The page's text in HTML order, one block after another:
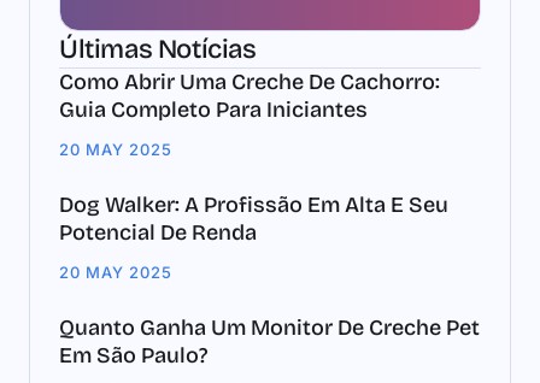
Últimas Notícias
Como Abrir Uma Creche De Cachorro:
Guia Completo Para Iniciantes
20 MAY 2025
Dog Walker: A Profissão Em Alta E Seu
Potencial De Renda
20 MAY 2025
Quanto Ganha Um Monitor De Creche Pet
Em São Paulo?